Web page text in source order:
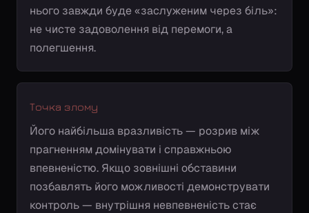
нього завжди буде «заслуженим через біль»:
не чисте задоволення від перемоги, а
полегшення.
Точка злому
Його найбільша вразливість — розрив між
прагненням домінувати і справжньою
впевненістю. Якщо зовнішні обставини
позбавлять його можливості демонструвати
контроль — внутрішня невпевненість стає